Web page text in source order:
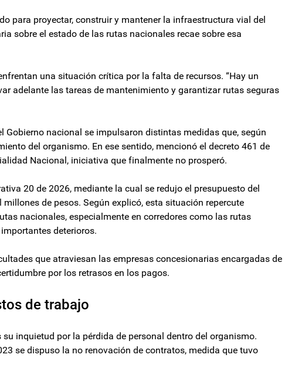
para proyectar, construir y mantener la infraestructura vial del
sobre el estado de las rutas nacionales recae sobre esa
una situación crítica por la falta de recursos. “Hay un
adelante las tareas de mantenimiento y garantizar rutas seguras
Gobierno nacional se impulsaron distintas medidas que, según
del organismo. En ese sentido, mencionó el decreto 461 de
Nacional, iniciativa que finalmente no prosperó.
20 de 2026, mediante la cual se redujo el presupuesto del
de pesos. Según explicó, esta situación repercute
nacionales, especialmente en corredores como las rutas
deterioros.
que atraviesan las empresas concesionarias encargadas de
por los retrasos en los pagos.
de trabajo
inquietud por la pérdida de personal dentro del organismo.
se dispuso la no renovación de contratos, medida que tuvo